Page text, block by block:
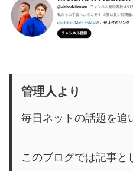
管理人より
毎日ネットの話題を追
このブログでは記事と